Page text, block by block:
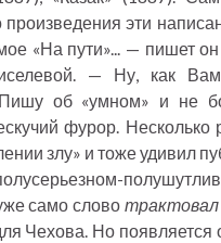
произведения эти
«На пути»... — пишет
— Ну, как
Пишу об «умном» и не
фурор. Несколько
злу» и тоже удивил
само слово трактовал
Чехова. Но появляется